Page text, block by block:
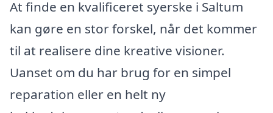
At finde en kvalificeret syerske i Saltum
kan gøre en stor forskel, når det kommer
til at realisere dine kreative visioner.
Uanset om du har brug for en simpel
reparation eller en helt ny